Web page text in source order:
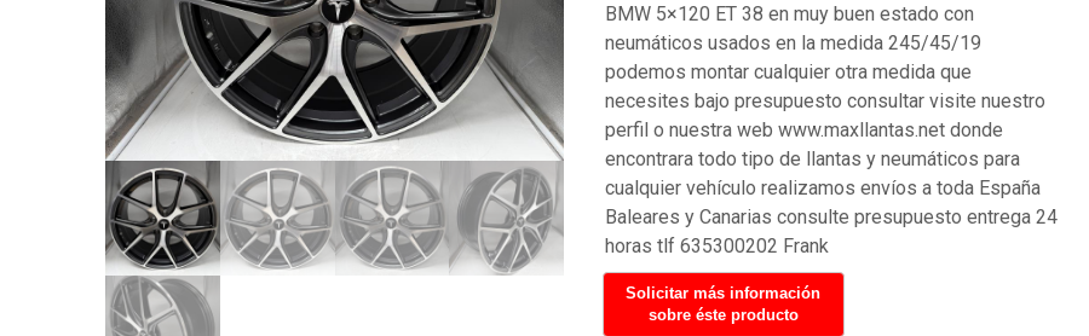
BMW 5×120 ET 38 en muy buen estado con
neumáticos usados en la medida 245/45/19
podemos montar cualquier otra medida que
necesites bajo presupuesto consultar visite nuestro
perfil o nuestra web www.maxllantas.net donde
encontrara todo tipo de llantas y neumáticos para
cualquier vehículo realizamos envíos a toda España
Baleares y Canarias consulte presupuesto entrega 24
horas tlf 635300202 Frank